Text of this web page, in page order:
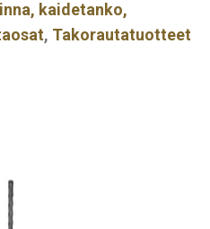
kaidetanko,
, Takorautatuotteet